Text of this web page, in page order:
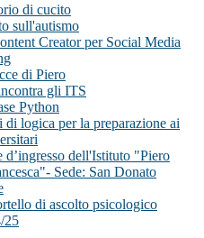
di cucito
sull'autismo
Creator per Social Media
di Piero
gli ITS
Python
di logica per la preparazione ai
d’ingresso dell'Istituto "Piero
Sede: San Donato
di ascolto psicologico
25